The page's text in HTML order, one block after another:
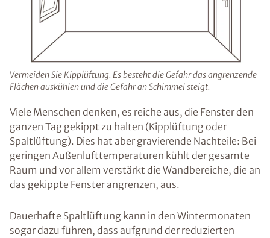
Vermeiden Sie Kipplüftung. Es besteht die Gefahr das angrenzende
Flächen auskühlen und die Gefahr an Schimmel steigt.
Viele Menschen denken, es reiche aus, die Fenster den
ganzen Tag gekippt zu halten (Kipplüftung oder
Spaltlüftung). Dies hat aber gravierende Nachteile: Bei
geringen Außenlufttemperaturen kühlt der gesamte
Raum und vor allem verstärkt die Wandbereiche, die an
das gekippte Fenster angrenzen, aus.
Dauerhafte Spaltlüftung kann in den Wintermonaten
sogar dazu führen, dass aufgrund der reduzierten